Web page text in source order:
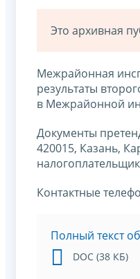
Это архивная
Межрайонная
результаты
в Межрайонной
Документы
420015, Казань,
Контактные
Полный текст
DOC (38 КБ)